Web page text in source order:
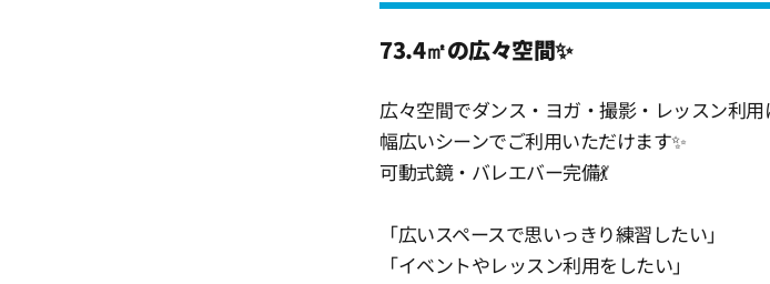
13:00
13:30
14:30
73.4㎡の広々空間✨
広々空間でダンス・ヨガ・撮影・レッスン利用
幅広いシーンでご利用いただけます✨
可動式鏡・バレエバー完備💃
「広いスペースで思いっきり練習したい」
「イベントやレッスン利用をしたい」